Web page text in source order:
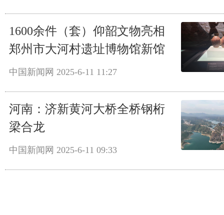
1600余件（套）仰韶文物亮相
郑州市大河村遗址博物馆新馆
中国新闻网 2025-6-11 11:27
河南：济新黄河大桥全桥钢桁
梁合龙
中国新闻网 2025-6-11 09:33